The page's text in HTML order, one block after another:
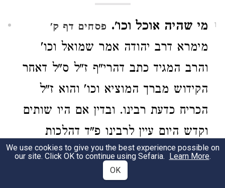
1 מי שהיה אוכל וכו'. פסחים דף ק'
מימרא דרב יהודה אמר שמואל וכו'
והרב המגיד כתב דהרי"ף ז"ל ס"ל דאחר
הקידוש מברך המוציא וכו' והוא ז"ל
הכריח כדעת רבינו. ובדין אם היו שותים
וקדש היום עיין לרבינו פ"ד דהלכות
ברכות דין ח' ומ"ש הראב"ד ומרן ז"ל
ועמ"ש שם ולהרב מג"א והרב מגן דוד
We use cookies to give you the best experience possible on
our site. Click OK to continue using Sefaria. Learn More.
OK